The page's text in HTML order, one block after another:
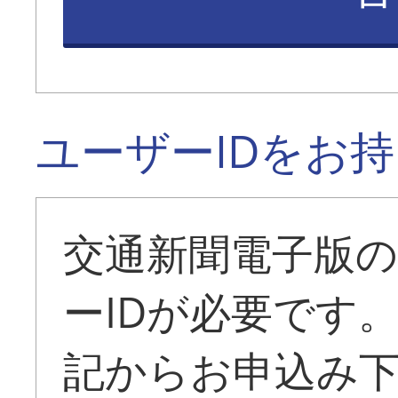
ユーザーIDをお
交通新聞電子版
ーIDが必要です
記からお申込み